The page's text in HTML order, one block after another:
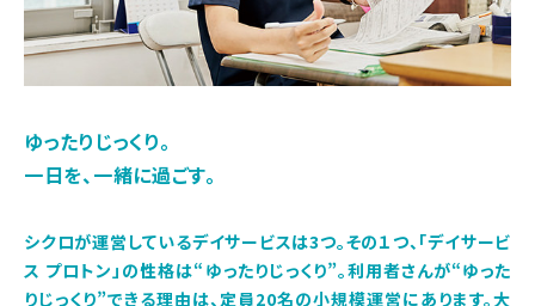
ゆったりじっくり。
一日を、一緒に過ごす。
シクロが運営しているデイサービスは3つ。その１つ、「デイサービ
ス プロトン」の性格は“ゆったりじっくり”。利用者さんが“ゆった
りじっくり”できる理由は、定員20名の小規模運営にあります。大